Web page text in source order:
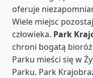
oferuje
Wiele miejsc
człowieka. Park
chroni bogatą
Parku mieści się w
Parku. Park